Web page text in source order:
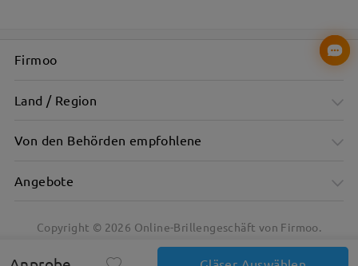
Firmoo
Land / Region
Von den Behörden empfohlene
Angebote
Copyright © 2026 Online-Brillengeschäft von Firmoo.